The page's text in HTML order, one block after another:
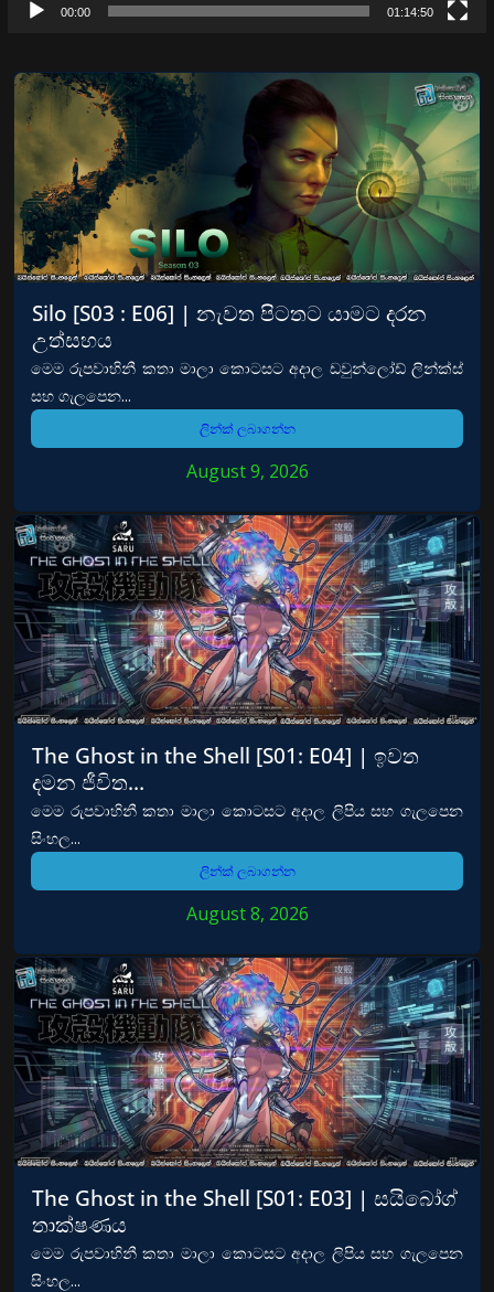
00:00 01:14:50
Silo [S03 : E06] | නැවත පිටතට යාමට දරන
උත්සහය
මෙම රුපවාහිනී කතා මාලා කොටසට අදාල ඩවුන්ලෝඩ් ලින්ක්ස්
සහ ගැලපෙන...
ලින්ක් ලබාගන්න
August 9, 2026
The Ghost in the Shell [S01: E04] | ඉවත
දමන ජීවිත…
මෙම රුපවාහිනී කතා මාලා කොටසට අදාල ලිපිය සහ ගැලපෙන
සිංහල...
ලින්ක් ලබාගන්න
August 8, 2026
The Ghost in the Shell [S01: E03] | සයිබෝග්
තාක්ෂණය
මෙම රුපවාහිනී කතා මාලා කොටසට අදාල ලිපිය සහ ගැලපෙන
සිංහල...